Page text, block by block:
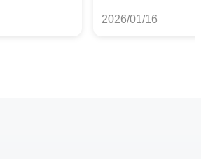
2026/01/16